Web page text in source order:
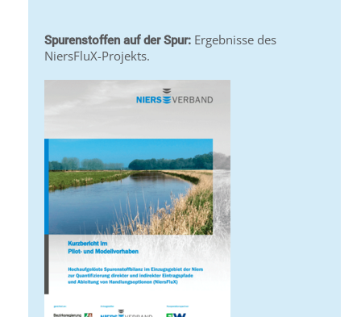
Spurenstoffen auf der Spur: Ergebnisse des
NiersFluX-Projekts.